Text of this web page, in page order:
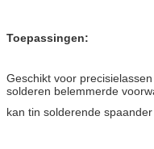
Toepassingen:
Geschikt voor
solderen belemmerde
kan tin solderende